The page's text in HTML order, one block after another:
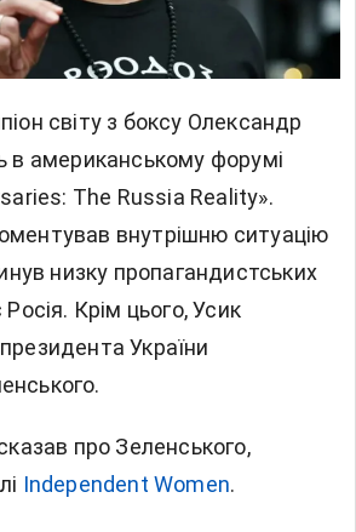
світу з боксу Олександр
в американському форумі
The Russia Reality».
внутрішню ситуацію
низку пропагандистських
Крім цього, Усик
України
про Зеленського,
Independent Women.